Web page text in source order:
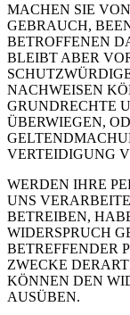
MACHEN SIE
GEBRAUCH,
BETROFFENEN
BLEIBT ABER
NACHWEISEN
GRUNDRECHTE
ÜBERWIEGEN,
VERTEIDIGUNG
WERDEN IHRE
UNS
BETREIBEN,
WIDERSPRUCH
BETREFFENDER
ZWECKE
KÖNNEN DEN
AUSÜBEN.